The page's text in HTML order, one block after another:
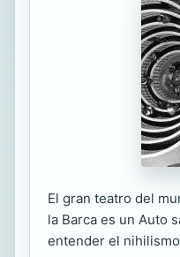
El gran teatro del
la Barca es un Auto
entender el